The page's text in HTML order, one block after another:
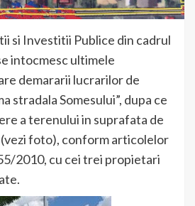
si Investitii Publice din cadrul
intocmesc ultimele
demararii lucrarilor de
stradala Somesului”, dupa ce
a terenului in suprafata de
foto), conform articolelor
2010, cu cei trei propietari